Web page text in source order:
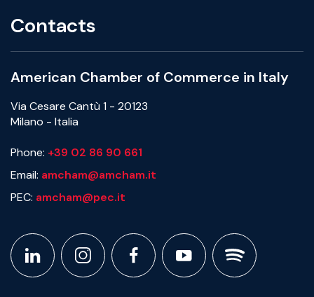
Contacts
American Chamber of Commerce in Italy
Via Cesare Cantù 1 - 20123
Milano - Italia
Phone: +39 02 86 90 661
Email: amcham@amcham.it
PEC: amcham@pec.it